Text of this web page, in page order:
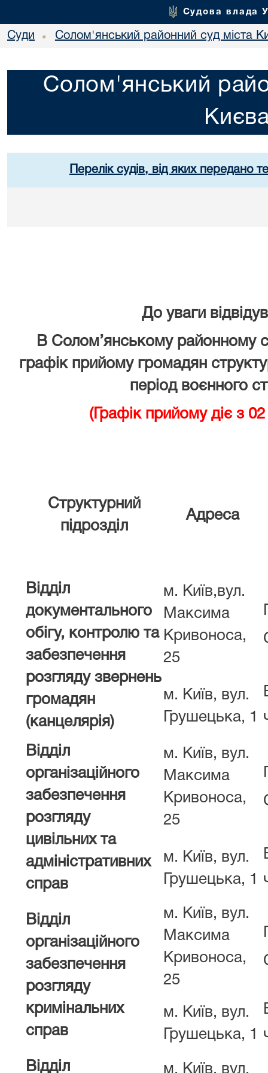
Судова влада
Суди • Солом'янський районний суд міста
Солом'янський
Перелік судів, від яких передано
До уваги
В Солом’янському районному
графік прийому громадян
період воєнного
(Графік прийому діє з
Структурний
підрозділ
Адреса
Відділ
документального
обігу, контролю та
забезпечення
розгляду звернень
громадян
(канцелярія)
м. Київ,вул.
Максима
Кривоноса,
25
м. Київ, вул.
Грушецька, 1
Відділ
організаційного
забезпечення
розгляду
цивільних та
адміністративних
справ
м. Київ, вул.
Максима
Кривоноса,
25
м. Київ, вул.
Грушецька, 1
Відділ
організаційного
забезпечення
розгляду
кримінальних
справ
м. Київ, вул.
Максима
Кривоноса,
25
м. Київ, вул.
Грушецька, 1
Відділ м. Київ, вул.